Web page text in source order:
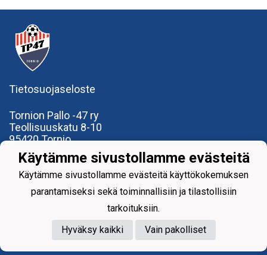
Tietosuojaseloste
Tornion Pallo -47 ry
Teollisuuskatu 8-10
95420 Tornio
+358 40591 9275
office@tp47.com
Powered by
Käytämme sivustollamme evästeitä
Käytämme sivustollamme evästeitä käyttökokemuksen
parantamiseksi sekä toiminnallisiin ja tilastollisiin
tarkoituksiin.
Hyväksy kaikki
Vain pakolliset